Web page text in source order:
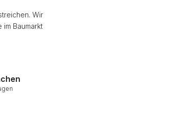
Wir
Baumarkt